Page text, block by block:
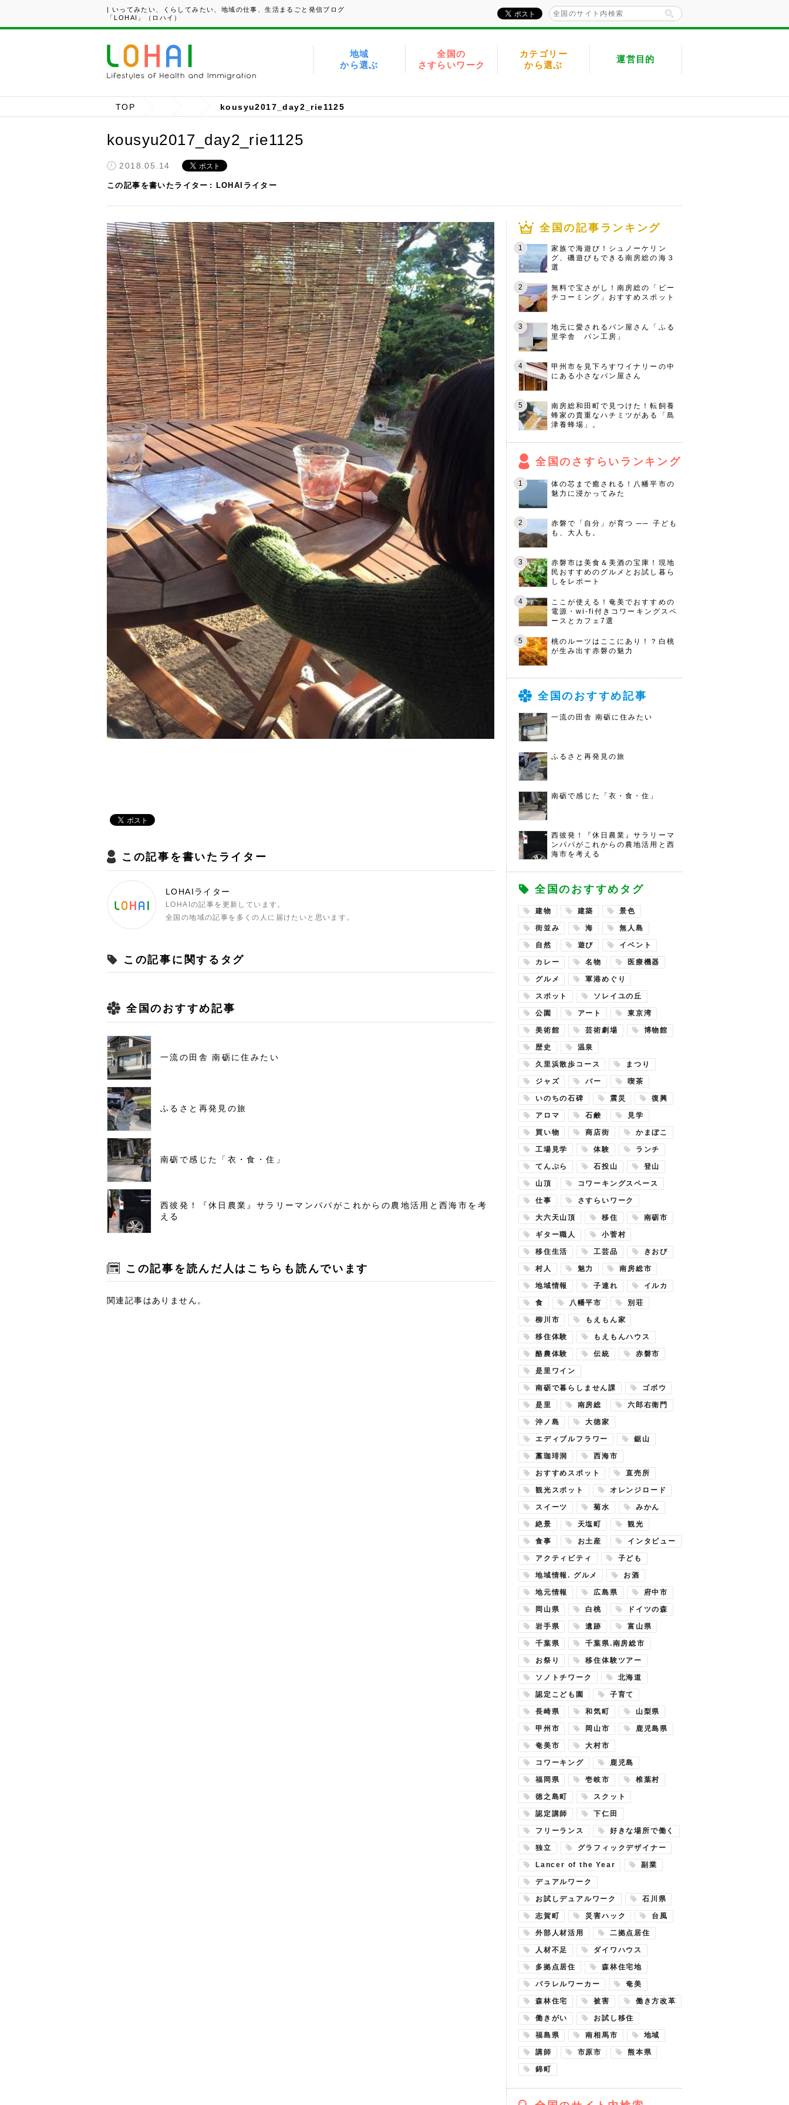
| いってみたい、くらしてみたい、地域の仕事、生活まるごと発信ブログ
「LOHAI」（ロハイ）
地域
から選ぶ
全国の
さすらいワーク
カテゴリー
から選ぶ
運営目的
TOP kousyu2017_day2_rie1125
kousyu2017_day2_rie1125
2018.05.14
この記事を書いたライター LOHAIライター
この記事を書いたライター
LOHAIライター
LOHAIの記事を更新しています。
全国の地域の記事を多くの人に届けたいと思います。
この記事に関するタグ
全国のおすすめ記事
一流の田舎 南砺に住みたい
ふるさと再発見の旅
南砺で感じた「衣・食・住」
西彼発！『休日農業』サラリーマンパパがこれからの農地活用と西海市を考
える
この記事を読んだ人はこちらも読んでいます
関連記事はありません。
全国の記事ランキング
家族で海遊び！シュノーケリン
グ、磯遊びもできる南房総の海３
選
無料で宝さがし！南房総の「ビー
チコーミング」おすすめスポット
地元に愛されるパン屋さん「ふる
里学舎 パン工房」
甲州市を見下ろすワイナリーの中
にある小さなパン屋さん
南房総和田町で見つけた！転飼養
蜂家の貴重なハチミツがある「島
津養蜂場」。
全国のさすらいランキング
体の芯まで癒される！八幡平市の
魅力に浸かってみた
赤磐で「自分」が育つ ── 子ども
も、大人も。
赤磐市は美食＆美酒の宝庫！現地
民おすすめのグルメとお試し暮ら
しをレポート
ここが使える！奄美でおすすめの
電源・wi-fi付きコワーキングスペ
ースとカフェ7選
桃のルーツはここにあり！？白桃
が生み出す赤磐の魅力
全国のおすすめ記事
一流の田舎 南砺に住みたい
ふるさと再発見の旅
南砺で感じた「衣・食・住」
西彼発！『休日農業』サラリーマ
ンパパがこれからの農地活用と西
海市を考える
全国のおすすめタグ
建物 建築 景色
街並み 海 無人島
自然 遊び イベント
カレー 名物 医療機器
グルメ 軍港めぐり
スポット ソレイユの丘
公園 アート 東京湾
美術館 芸術劇場 博物館
歴史 温泉
久里浜散歩コース まつり
ジャズ バー 喫茶
いのちの石碑 震災 復興
アロマ 石鹸 見学
買い物 商店街 かまぼこ
工場見学 体験 ランチ
てんぷら 石投山 登山
山頂 コワーキングスペース
仕事 さすらいワーク
大六天山頂 移住 南砺市
ギター職人 小菅村
移住生活 工芸品 きおび
村人 魅力 南房総市
地域情報 子連れ イルカ
食 八幡平市 別荘
柳川市 もえもん家
移住体験 もえもんハウス
酪農体験 伝統 赤磐市
是里ワイン
南砺で暮らしません課 ゴボウ
是里 南房総 六郎右衛門
沖ノ島 大徳家
エディブルフラワー 鋸山
藁珈琲洞 西海市
おすすめスポット 直売所
観光スポット オレンジロード
スイーツ 菊水 みかん
絶景 天塩町 観光
食事 お土産 インタビュー
アクティビティ 子ども
地域情報. グルメ お酒
地元情報 広島県 府中市
岡山県 白桃 ドイツの森
岩手県 遺跡 富山県
千葉県 千葉県.南房総市
お祭り 移住体験ツアー
ソノトチワーク 北海道
認定こども園 子育て
長崎県 和気町 山梨県
甲州市 岡山市 鹿児島県
奄美市 大村市
コワーキング 鹿児島
福岡県 壱岐市 椎葉村
徳之島町 スクット
認定講師 下仁田
フリーランス 好きな場所で働く
独立 グラフィックデザイナー
Lancer of the Year 副業
デュアルワーク
お試しデュアルワーク 石川県
志賀町 災害ハック 台風
外部人材活用 二拠点居住
人材不足 ダイワハウス
多拠点居住 森林住宅地
パラレルワーカー 奄美
森林住宅 被害 働き方改革
働きがい お試し移住
福島県 南相馬市 地域
講師 市原市 熊本県
錦町